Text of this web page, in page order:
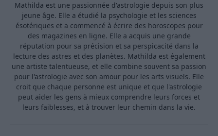
Mathilda est une passionnée d'astrologie depuis son plus
jeune âge. Elle a étudié la psychologie et les sciences
ésotériques et a commencé à écrire des horoscopes pour
des magazines en ligne. Elle a acquis une grande
réputation pour sa précision et sa perspicacité dans la
lecture des astres et des planètes. Mathilda est également
une artiste talentueuse, et elle combine souvent sa passion
pour l'astrologie avec son amour pour les arts visuels. Elle
croit que chaque personne est unique et que l'astrologie
peut aider les gens à mieux comprendre leurs forces et
leurs faiblesses, et à trouver leur chemin dans la vie.